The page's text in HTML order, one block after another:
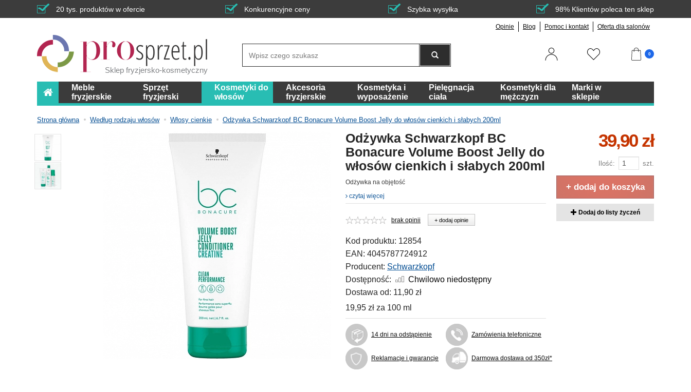
20 tys. produktów w ofercie Konkurencyjne ceny Szybka wysyłka 98% Klientów poleca ten sklep
Opinie Blog Pomoc i kontakt Oferta dla salonów
Sklep fryzjersko-kosmetyczny
0
Meble
fryzjerskie
Sprzęt
fryzjerski
Kosmetyki do
włosów
Akcesoria
fryzjerskie
Kosmetyka i
wyposażenie
Pielęgnacja
ciała
Kosmetyki dla
mężczyzn
Marki w
sklepie
Strona główna Według rodzaju włosów Włosy cienkie Odżywka Schwarzkopf BC Bonacure Volume Boost Jelly do włosów cienkich i słabych 200ml
Odżywka Schwarzkopf BC
Bonacure Volume Boost Jelly do
włosów cienkich i słabych 200ml
Odżywka na objętość
czytaj więcej
brak opinii + dodaj opinie
Kod produktu: 12854
EAN: 4045787724912
Producent: Schwarzkopf
Dostępność:
Chwilowo niedostępny
Dostawa od: 11,90 zł
19,95 zł za 100 ml
14 dni na odstąpienie Zamówienia telefoniczne
Reklamacje i gwarancje Darmowa dostawa od 350zł*
39,90 zł
Ilość: szt.
+ dodaj do koszyka
Dodaj do listy życzeń